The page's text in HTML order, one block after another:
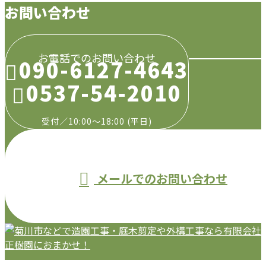
お問い合わせ
お電話でのお問い合わせ
090-6127-4643
0537-54-2010
受付／10:00～18:00 (平日)
メールでのお問い合わせ